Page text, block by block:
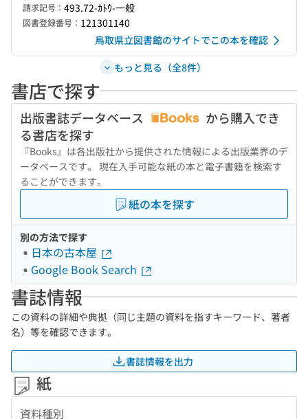
請求記号： 493.72-ｶﾄｳ-一般
図書登録番号： 121301140
鳥取県立図書館のサイトでこの本を確認
もっと見る（全8件）
書店で探す
出版書誌データベース
から購入でき
る書店を探す
『Books』は各出版社から提供された情報による出版業界のデ
ータベースです。 現在入手可能な紙の本と電子書籍を検索す
ることができます。
紙の本を探す
別の方法で探す
日本の古本屋
Google Book Search
書誌情報
この資料の詳細や典拠（同じ主題の資料を指すキーワード、著者
名）等を確認できます。
書誌情報を出力
紙
資料種別